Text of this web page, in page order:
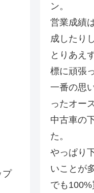
プ
ン。
営業成績
成したり
とりあえ
標に頑張
一番の思
ったオー
中古車の
た。
やっぱり
いことが
でも